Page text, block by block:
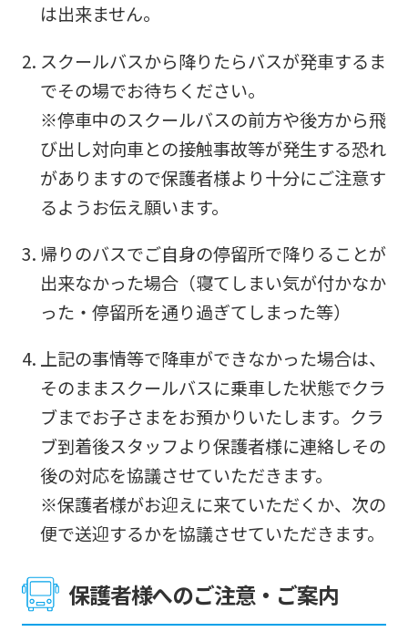
は出来ません。
スクールバスから降りたらバスが発車するま
でその場でお待ちください。
※停車中のスクールバスの前方や後方から飛
び出し対向車との接触事故等が発生する恐れ
がありますので保護者様より十分にご注意す
るようお伝え願います。
帰りのバスでご自身の停留所で降りることが
出来なかった場合（寝てしまい気が付かなか
った・停留所を通り過ぎてしまった等）
上記の事情等で降車ができなかった場合は、
そのままスクールバスに乗車した状態でクラ
ブまでお子さまをお預かりいたします。クラ
ブ到着後スタッフより保護者様に連絡しその
後の対応を協議させていただきます。
※保護者様がお迎えに来ていただくか、次の
便で送迎するかを協議させていただきます。
保護者様へのご注意・ご案内
not
be
an
accurate
translation.
The
translation
may
differ
the
original
content.
We
ask
that
you
understand
this